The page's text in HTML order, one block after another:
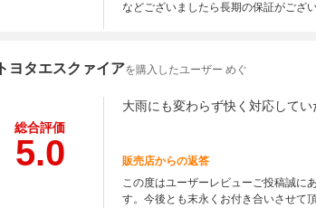
などございましたら長期の保証がござ
トヨタエスクァイアを購入したユーザー めぐ
総合評価
5.0
大雨にも変わらず快く対応してい
販売店からの返答
この度はユーザーレビューご投稿誠に
す。今後とも末永くお付き合いさせて